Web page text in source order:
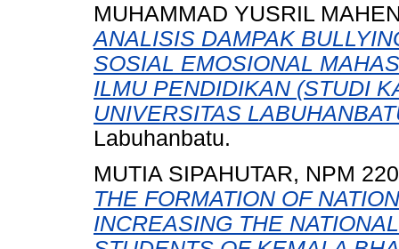
MUHAMMAD YUSRIL
ANALISIS DAMPAK
SOSIAL EMOSIONAL
ILMU PENDIDIKAN (STUDI
UNIVERSITAS
Labuhanbatu.
MUTIA SIPAHUTAR, NPM
THE FORMATION OF
INCREASING THE